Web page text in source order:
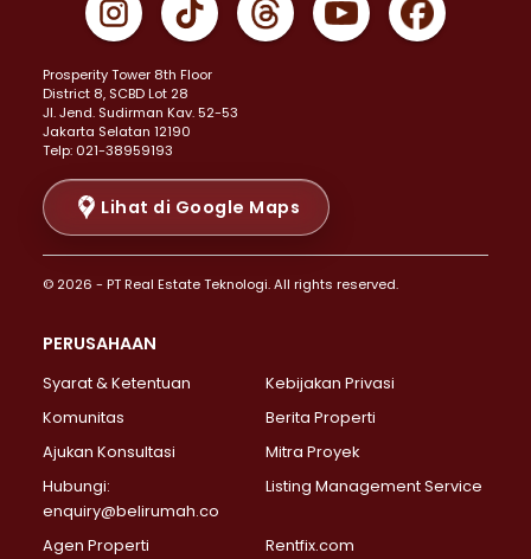
Properti Dijual di Johar Baru >
Properti Dijual di Menteng >
Properti Dijual di Senen >
Properti Dijual di Tanah Abang >
Properti Dijual di Cikini >
Properti Dijual di Kramat >
Properti Dijual di Pasar Baru >
Properti Dijual di Bendungan Hilir >
Properti Dijual di Jakarta Selatan >
Properti Dijual di Lebak Bulus >
Properti Dijual di Gandaria Selatan >
Properti Dijual di Pondok Labu >
Properti Dijual di Lenteng Agung >
Properti Dijual di Senayan >
Properti Dijual di Pondok Pinang >
Prosperity Tower 8th Floor
District 8, SCBD Lot 28
JI. Jend. Sudirman Kav. 52-53
Jakarta Selatan 12190
Telp: 021-38959193
Lihat di Google Maps
© 2026 - PT Real Estate Teknologi. All rights reserved.
PERUSAHAAN
Syarat & Ketentuan
Kebijakan Privasi
Komunitas
Berita Properti
Ajukan Konsultasi
Mitra Proyek
Hubungi:
enquiry@belirumah.co
Listing Management Service
Agen Properti Rentfix.com